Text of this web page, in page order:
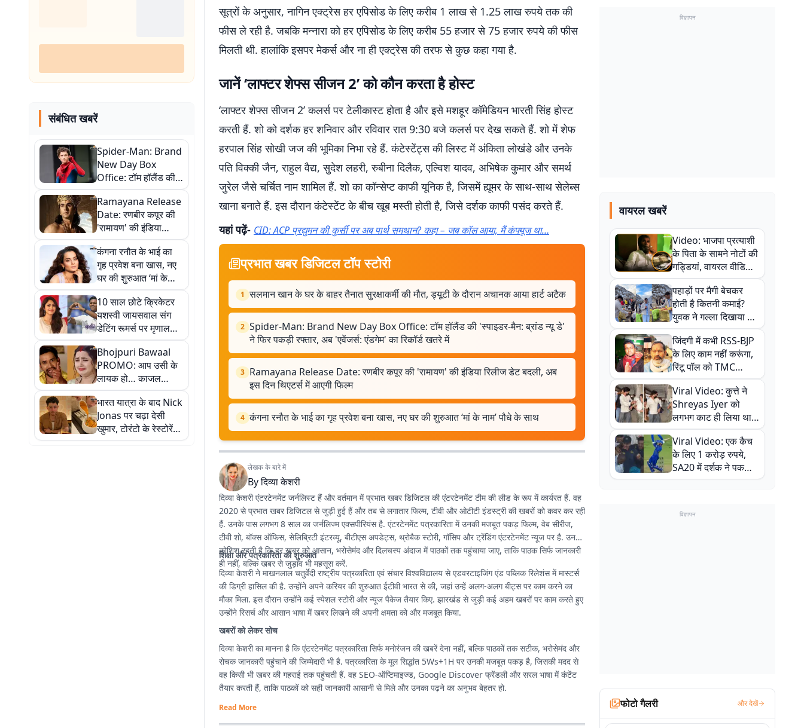
संबंधित खबरें
Spider-Man: Brand
New Day Box
Office: टॉम हॉलैंड की
'स्पाइडर-मैन: ब्रांड न्यू डे'
ने फिर पकड़ी रफ्तार, अब
'एवेंजर्स: एंडगेम' का
रिकॉर्ड खतरे में
Ramayana Release
Date: रणबीर कपूर की
'रामायण' की इंडिया
रिलीज डेट बदली, अब इस
दिन थिएटर्स में आएगी
फिल्म
कंगना रनौत के भाई का
गृह प्रवेश बना खास, नए
घर की शुरुआत ‘मां के
नाम’ पौधे के साथ
10 साल छोटे क्रिकेटर
यशस्वी जायसवाल संग
डेटिंग रूमर्स पर मृणाल
ठाकुर ने तोड़ी चुप्पी,
बोलीं- देश में क्या कुछ नहीं
हो रहा है
Bhojpuri Bawaal
PROMO: आप उसी के
लायक हो… काजल
राघवानी पर भड़के
निरहुआ, आम्रपाली ने भी
सुनाई खरी-खोटी
भारत यात्रा के बाद Nick
Jonas पर चढ़ा देसी
खुमार, टोरंटो के रेस्टोरेंट
में चखा प्याज भजिया और
सूत्रों के अनुसार, नागिन एक्ट्रेस हर एपिसोड के लिए करीब 1 लाख से 1.25 लाख रुपये तक की
फीस ले रही है. जबकि मन्नारा को हर एपिसोड के लिए करीब 55 हजार से 75 हजार रुपये की फीस
मिलती थी. हालांकि इसपर मेकर्स और ना ही एक्ट्रेस की तरफ से कुछ कहा गया है.
जानें ‘लाफ्टर शेफ्स सीजन 2’ को कौन करता है होस्ट
‘लाफ्टर शेफ्स सीजन 2’ कलर्स पर टेलीकास्ट होता है और इसे मशहूर कॉमेडियन भारती सिंह होस्ट
करती हैं. शो को दर्शक हर शनिवार और रविवार रात 9:30 बजे कलर्स पर देख सकते हैं. शो में शेफ
हरपाल सिंह सोखी जज की भूमिका निभा रहे हैं. कंटेस्टेंट्स की लिस्ट में अंकिता लोखंडे और उनके
पति विक्की जैन, राहुल वैद्य, सुदेश लहरी, रुबीना दिलैक, एल्विश यादव, अभिषेक कुमार और समर्थ
जुरेल जैसे चर्चित नाम शामिल हैं. शो का कॉन्सेप्ट काफी यूनिक है, जिसमें ह्यूमर के साथ-साथ सेलेब्स
खाना बनाते हैं. इस दौरान कंटेस्टेंट के बीच खूब मस्ती होती है, जिसे दर्शक काफी पसंद करते हैं.
यहां पढ़ें- CID: ACP प्रद्युमन की कुर्सी पर अब पार्थ समथान? कहा – जब कॉल आया, मैं कंफ्यूज था…
प्रभात खबर डिजिटल टॉप स्टोरी
1 सलमान खान के घर के बाहर तैनात सुरक्षाकर्मी की मौत, ड्यूटी के दौरान अचानक आया हार्ट अटैक
2 Spider-Man: Brand New Day Box Office: टॉम हॉलैंड की 'स्पाइडर-मैन: ब्रांड न्यू डे'
ने फिर पकड़ी रफ्तार, अब 'एवेंजर्स: एंडगेम' का रिकॉर्ड खतरे में
3 Ramayana Release Date: रणबीर कपूर की 'रामायण' की इंडिया रिलीज डेट बदली, अब
इस दिन थिएटर्स में आएगी फिल्म
4 कंगना रनौत के भाई का गृह प्रवेश बना खास, नए घर की शुरुआत ‘मां के नाम’ पौधे के साथ
लेखक के बारे में
Byदिव्या केशरी
दिव्या केशरी एंटरटेनमेंट जर्नलिस्ट हैं और वर्तमान में प्रभात खबर डिजिटल की एंटरटेनमेंट टीम की लीड के रूप में कार्यरत हैं. वह
2020 से प्रभात खबर डिजिटल से जुड़ी हुई हैं और तब से लगातार फिल्म, टीवी और ओटीटी इंडस्ट्री की खबरों को कवर कर रही
हैं. उनके पास लगभग 8 साल का जर्नलिज्म एक्सपीरियंस है. एंटरटेनमेंट पत्रकारिता में उनकी मजबूत पकड़ फिल्म, वेब सीरीज,
टीवी शो, बॉक्स ऑफिस, सेलिब्रिटी इंटरव्यू, बीटीएस अपडेट्स, थ्रोबैक स्टोरी, गॉसिप और ट्रेंडिंग एंटरटेनमेंट न्यूज पर है. उनकी
कोशिश रहती है कि हर खबर को आसान, भरोसेमंद और दिलचस्प अंदाज में पाठकों तक पहुंचाया जाए, ताकि पाठक सिर्फ जानकारी
ही नहीं, बल्कि खबर से जुड़ाव भी महसूस करें.
शिक्षा और पत्रकारिता की शुरुआत
दिव्या केशरी ने माखनलाल चतुर्वेदी राष्ट्रीय पत्रकारिता एवं संचार विश्वविद्यालय से एडवरटाइजिंग एंड पब्लिक रिलेशंस में मास्टर्स
की डिग्री हासिल की है. उन्होंने अपने करियर की शुरुआत ईटीवी भारत से की, जहां उन्हें अलग-अलग बीट्स पर काम करने का
मौका मिला. इस दौरान उन्होंने कई स्पेशल स्टोरी और न्यूज पैकेज तैयार किए. झारखंड से जुड़ी कई अहम खबरों पर काम करते हुए
उन्होंने रिसर्च और आसान भाषा में खबर लिखने की अपनी क्षमता को और मजबूत किया.
खबरों को लेकर सोच
दिव्या केशरी का मानना है कि एंटरटेनमेंट पत्रकारिता सिर्फ मनोरंजन की खबरें देना नहीं, बल्कि पाठकों तक सटीक, भरोसेमंद और
रोचक जानकारी पहुंचाने की जिम्मेदारी भी है. पत्रकारिता के मूल सिद्धांत 5Ws+1H पर उनकी मजबूत पकड़ है, जिसकी मदद से
वह किसी भी खबर की गहराई तक पहुंचती हैं. वह SEO-ऑप्टिमाइज्ड, Google Discover फ्रेंडली और सरल भाषा में कंटेंट
तैयार करती हैं, ताकि पाठकों को सही जानकारी आसानी से मिले और उनका पढ़ने का अनुभव बेहतर हो.
Read More
विज्ञापन
वायरल खबरें
Video: भाजपा प्रत्याशी
के पिता के सामने नोटों की
गड्डियां, वायरल वीडियो
से राजनीति में उबाल,
अजित महतो बोले- TMC
की गंदी चाल
पहाड़ों पर मैगी बेचकर
होती है कितनी कमाई?
युवक ने गल्ला दिखाया तो
नौकरी वालों के खड़े हो गए
कान
जिंदगी में कभी RSS-BJP
के लिए काम नहीं करूंगा,
रिंटू पॉल को TMC
ऑफिस में ले जाकर पीटा,
Video वायरल
Viral Video: कुत्ते ने
Shreyas Iyer को
लगभग काट ही लिया था,
न्यूजीलैंड सीरीज से पहले
बाल-बाल बचे
Viral Video: एक कैच
के लिए 1 करोड़ रुपये,
SA20 में दर्शक ने पकड़ा
एक हाथ से गजब का कैच
विज्ञापन
फोटो गैलरी और देखें